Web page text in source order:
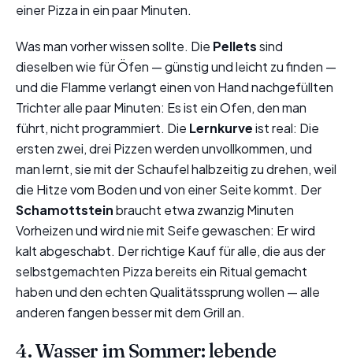
einer Pizza in ein paar Minuten.
Was man vorher wissen sollte. Die Pelletssind
dieselben wie für Öfen — günstig und leicht zu finden —
und die Flamme verlangt einen von Hand nachgefüllten
Trichter alle paar Minuten: Es ist ein Ofen, den man
führt, nicht programmiert. Die Lernkurveist real: Die
ersten zwei, drei Pizzen werden unvollkommen, und
man lernt, sie mit der Schaufel halbzeitig zu drehen, weil
die Hitze vom Boden und von einer Seite kommt. Der
Schamottsteinbraucht etwa zwanzig Minuten
Vorheizen und wird nie mit Seife gewaschen: Er wird
kalt abgeschabt. Der richtige Kauf für alle, die aus der
selbstgemachten Pizza bereits ein Ritual gemacht
haben und den echten Qualitätssprung wollen — alle
anderen fangen besser mit dem Grill an.
4. Wasser im Sommer: lebende